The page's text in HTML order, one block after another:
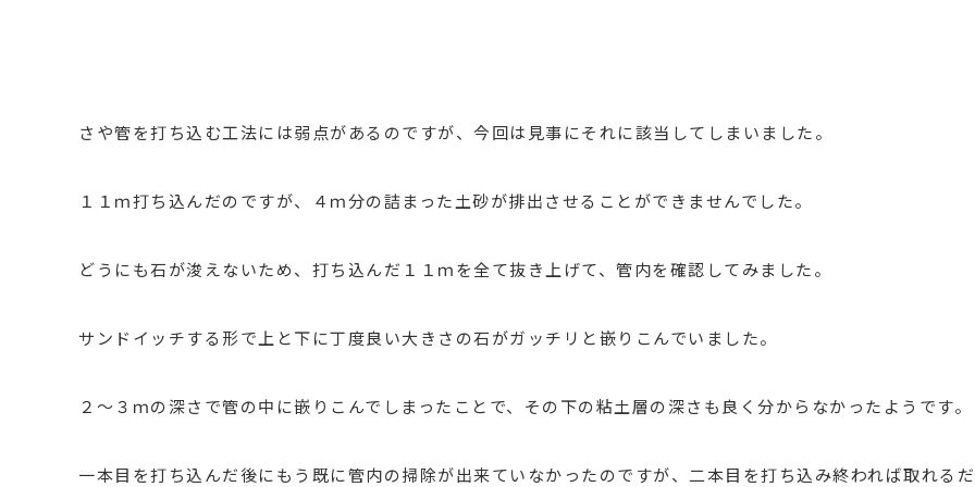
さや管を打ち込む工法には弱点があるのですが、今回は見事にそれに該当してしまいました。
１１ｍ打ち込んだのですが、４ｍ分の詰まった土砂が排出させることができませんでした。
どうにも石が浚えないため、打ち込んだ１１ｍを全て抜き上げて、管内を確認してみました。
サンドイッチする形で上と下に丁度良い大きさの石がガッチリと嵌りこんでいました。
２～３ｍの深さで管の中に嵌りこんでしまったことで、その下の粘土層の深さも良く分からなかったようです。
一本目を打ち込んだ後にもう既に管内の掃除が出来ていなかったのですが、二本目を打ち込み終われば取れる